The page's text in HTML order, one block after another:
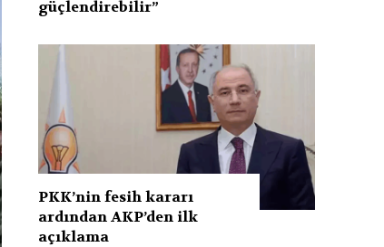
güçlendirebilir”
PKK’nin fesih kararı
ardından AKP’den ilk
açıklama